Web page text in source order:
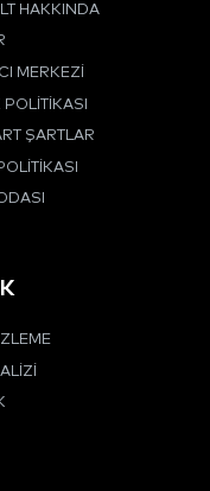
HAKKINDA
MERKEZI
ŞARTLAR